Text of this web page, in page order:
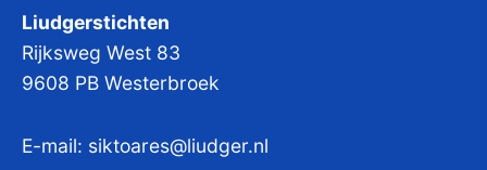
Liudgerstichten
Rijksweg West 83
9608 PB Westerbroek
E-mail: siktoares@liudger.nl